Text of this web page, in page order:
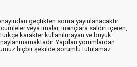
geçtikten sonra yayınlanacaktır.
veya imalar, inançlara saldırı içeren,
karakter kullanılmayan ve büyük
Yapılan yorumlardan
hiçbir şekilde sorumlu tutulamaz.